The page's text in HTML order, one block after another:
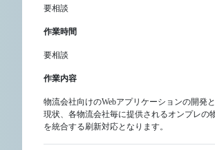
要相談
作業時間
要相談
作業内容
物流会社向けのWebアプリケーションの開発と
現状、各物流会社毎に提供されるオンプレの
を統合する刷新対応となります。